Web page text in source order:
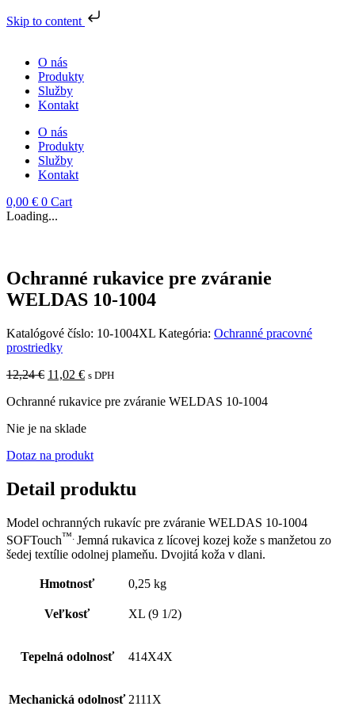
Skip to content
obsah
O nás
Produkty
Služby
Kontakt
O nás
Produkty
Služby
Kontakt
0,00 € 0 Cart
Loading...
Ochranné rukavice pre zváranie
WELDAS 10-1004
Katalógové číslo: 10-1004XL Kategória: Ochranné pracovné
prostriedky
12,24€ Pôvodná
bola:
11,02 €Aktuálna
je:
s DPH
Ochranné rukavice pre zváranie WELDAS 10-1004
Nie je na sklade
Dotaz na produkt
Detail produktu
Model ochranných rukavíc pre zváranie WELDAS 10-1004
SOFTouch™. Jemná rukavica z lícovej kozej kože s manžetou zo
šedej textílie odolnej plameňu. Dvojitá koža v dlani.
Hmotnosť 0,25 kg
Veľkosť XL (9 1/2)
Tepelná odolnosť 414X4X
Mechanická odolnosť 2111X